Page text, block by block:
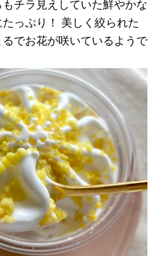
チラ見えしていた鮮やかな
っぷり！ 美しく絞られた
でお花が咲いているようで